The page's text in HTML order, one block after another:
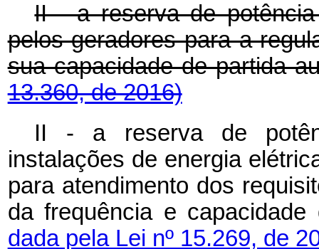
II - a reserva de potência
pelos geradores para a
sua capacidade de
13.360, de 2016)
II - a reserva de
instalações de energia
para atendimento dos
da frequência e
dada pela Lei nº 15.269, de